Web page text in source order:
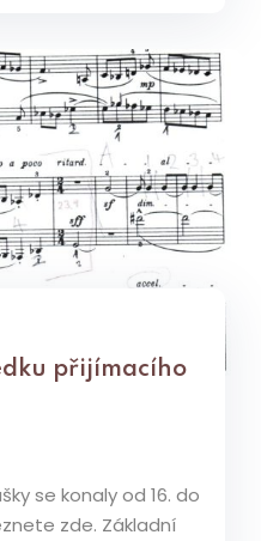
přijímacího
se konaly od 16. do
zde. Základní